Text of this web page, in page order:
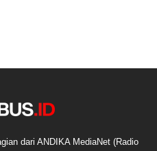
dari ANDIKA MediaNet (Radio